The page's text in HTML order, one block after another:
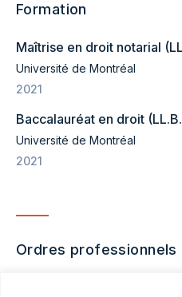
Formation
Maîtrise en droit notarial
Université de Montréal
2021
Baccalauréat en droit
Université de Montréal
2021
Ordres professionnels